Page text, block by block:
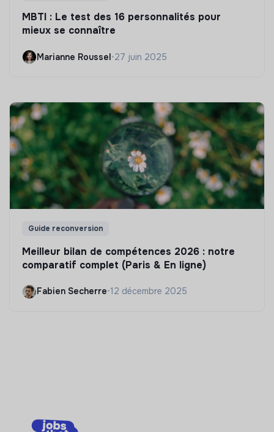
MBTI : Le test des 16 personnalités pour
mieux se connaître
Marianne Roussel•27 juin 2025
Guide reconversion
Meilleur bilan de compétences 2026 : notre
comparatif complet (Paris & En ligne)
Fabien Secherre•12 décembre 2025